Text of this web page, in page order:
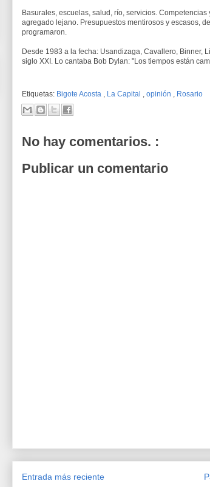
Basurales, escuelas, salud, río, servicios.
agregado lejano. Presupuestos mentirosos y escasos,
programaron.
Desde 1983 a la fecha: Usandizaga, Cavallero, Binner,
siglo XXI. Lo cantaba Bob Dylan: "Los tiempos están
Etiquetas: Bigote Acosta , La Capital , opinión , Rosario
No hay comentarios. :
Publicar un comentario
Entrada más reciente